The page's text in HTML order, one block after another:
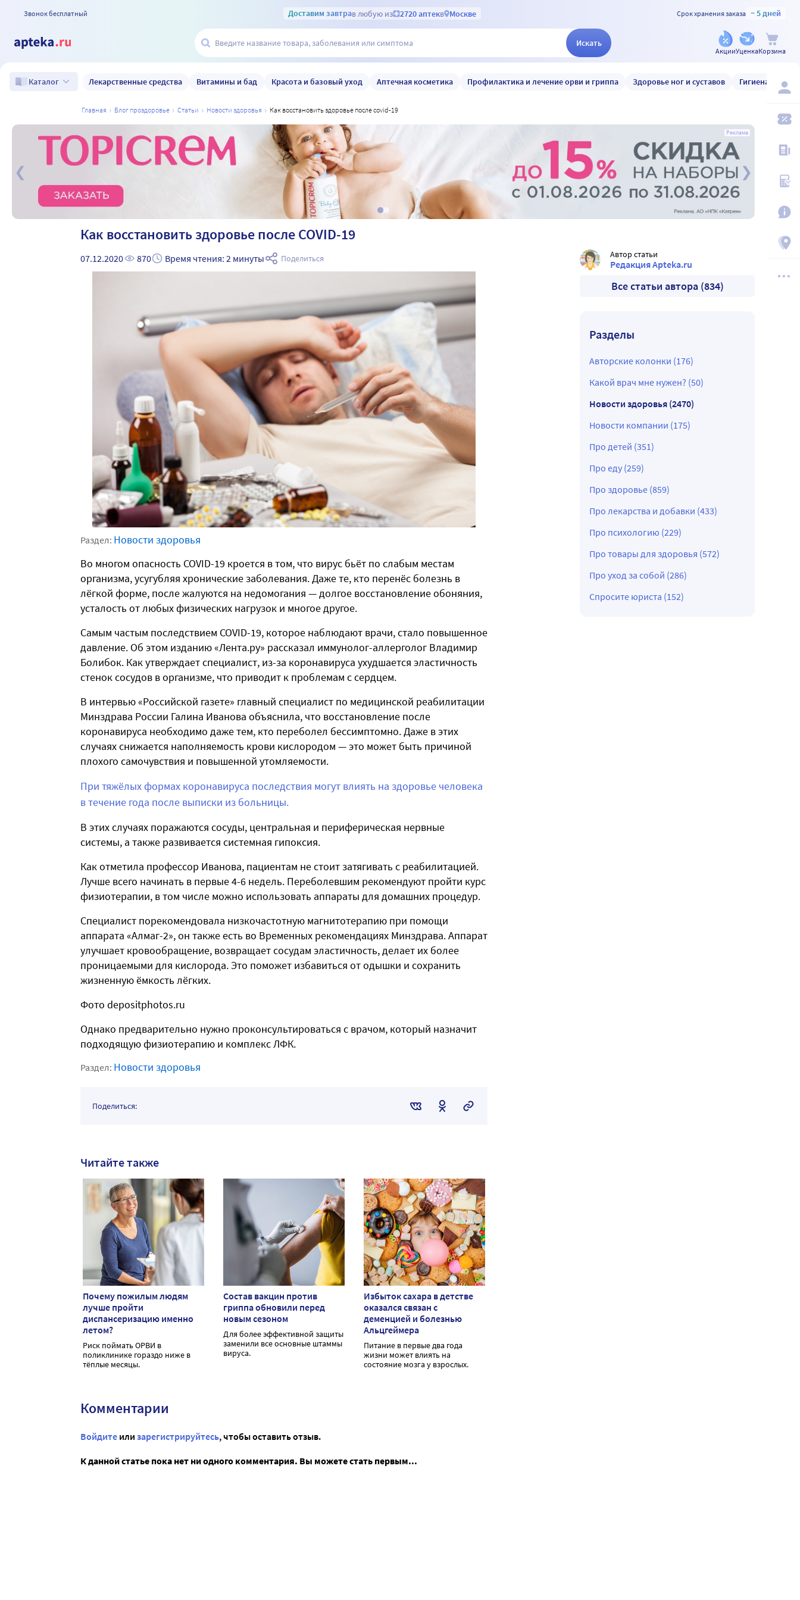
Звонок бесплатный Доставим завтрав любую из 2720 аптекв Москве Срок хранения заказа ~ 5 дней
Искать
АкцииУценкаКорзина
Каталог Лекарственные средства Витамины и бад Красота и базовый уход Аптечная косметика Профилактика и лечение орви и гриппа Здоровье ног и суставов Гигиена и уход
главная блог проздоровье статьи новости здоровья как восстановить здоровье после covid-19
Реклама
Как восстановить здоровье после COVID-19
07.12.2020 870 Время чтения: 2 минуты Поделиться
Раздел: Новости здоровья
Во многом опасность COVID-19 кроется в том, что вирус бьёт по слабым местам
организма, усугубляя хронические заболевания. Даже те, кто перенёс болезнь в
лёгкой форме, после жалуются на недомогания — долгое восстановление обоняния,
усталость от любых физических нагрузок и многое другое.
Самым частым последствием COVID-19, которое наблюдают врачи, стало повышенное
давление. Об этом изданию «Лента.ру» рассказал иммунолог-аллерголог Владимир
Болибок. Как утверждает специалист, из-за коронавируса ухудшается эластичность
стенок сосудов в организме, что приводит к проблемам с сердцем.
В интервью «Российской газете» главный специалист по медицинской реабилитации
Минздрава России Галина Иванова объяснила, что восстановление после
коронавируса необходимо даже тем, кто переболел бессимптомно. Даже в этих
случаях снижается наполняемость крови кислородом — это может быть причиной
плохого самочувствия и повышенной утомляемости.
При тяжёлых формах коронавируса последствия могут влиять на здоровье человека
в течение года после выписки из больницы.
В этих случаях поражаются сосуды, центральная и периферическая нервные
системы, а также развивается системная гипоксия.
Как отметила профессор Иванова, пациентам не стоит затягивать с реабилитацией.
Лучше всего начинать в первые 4-6 недель. Переболевшим рекомендуют пройти курс
физиотерапии, в том числе можно использовать аппараты для домашних процедур.
Специалист порекомендовала низкочастотную магнитотерапию при помощи
аппарата «Алмаг-2», он также есть во Временных рекомендациях Минздрава. Аппарат
улучшает кровообращение, возвращает сосудам эластичность, делает их более
проницаемыми для кислорода. Это поможет избавиться от одышки и сохранить
жизненную ёмкость лёгких.
Фото depositphotos.ru
Однако предварительно нужно проконсультироваться с врачом, который назначит
подходящую физиотерапию и комплекс ЛФК.
Раздел: Новости здоровья
Поделиться:
Читайте также
Почему пожилым людям
лучше пройти
диспансеризацию именно
летом?
Риск поймать ОРВИ в
поликлинике гораздо ниже в
тёплые месяцы.
Состав вакцин против
гриппа обновили перед
новым сезоном
Для более эффективной защиты
заменили все основные штаммы
вируса.
Избыток сахара в детстве
оказался связан с
деменцией и болезнью
Альцгеймера
Питание в первые два года
жизни может влиять на
состояние мозга у взрослых.
Комментарии
Войдите или зарегистрируйтесь, чтобы оставить отзыв.
К данной статье пока нет ни одного комментария. Вы можете стать первым...
Автор статьи
Редакция Apteka.ru
Все статьи автора (834)
Разделы
Авторские колонки (176)
Какой врач мне нужен? (50)
Новости здоровья (2470)
Новости компании (175)
Про детей (351)
Про еду (259)
Про здоровье (859)
Про лекарства и добавки (433)
Про психологию (229)
Про товары для здоровья (572)
Про уход за собой (286)
Спросите юриста (152)